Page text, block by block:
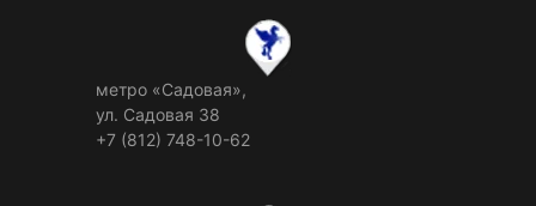
метро «Садовая»,
ул. Садовая 38
+7 (812) 748-10-62